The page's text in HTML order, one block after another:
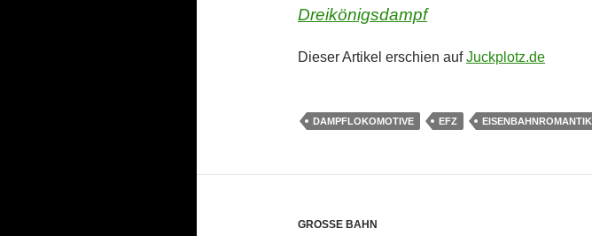
Dreikönigsdampf
Dieser Artikel erschien aufJuckplotz.de
DAMPFLOKOMOTIVE EFZ EISENBAHNROMANTIK
GROSSE BAHN